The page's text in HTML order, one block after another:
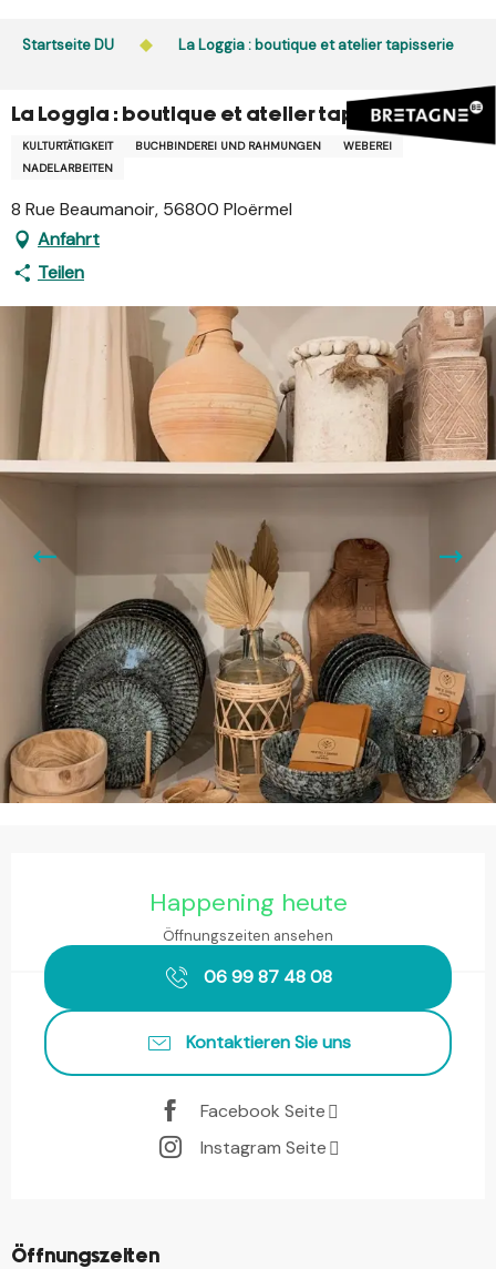
Startseite DU La Loggia : boutique et atelier tapisserie
La Loggia : boutique et atelier tapisserie
KULTURTÄTIGKEIT BUCHBINDEREI UND RAHMUNGEN
WEBEREI
NADELARBEITEN
8 Rue Beaumanoir, 56800 Ploërmel
Anfahrt
Teilen
Happening heute
Öffnungszeiten ansehen
06 99 87 48 08
Kontaktieren Sie uns
Facebook Seite
Instagram Seite
Öffnungszeiten